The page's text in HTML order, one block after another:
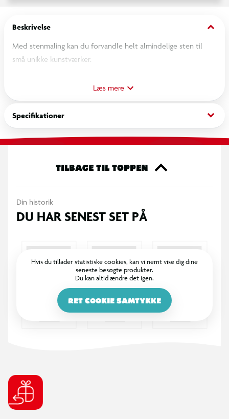
Beskrivelse keyboard_arrow_down
Med stenmaling kan du forvandle helt almindelige sten til
små unikke kunstværker.
Husk at stenene skal være rene og tørre inden brug. Masser af
sjov for store og små. Stenmaling giver masser af sjove timer
sammen.
Læs mere
Specifikationer keyboard_arrow_down
TILBAGE TIL TOPPEN
Din historik
DU HAR SENEST SET PÅ
Hvis du tillader statistiske cookies, kan vi nemt vise dig dine
seneste besøgte produkter.
Du kan altid ændre det igen.
RET COOKIE SAMTYKKE